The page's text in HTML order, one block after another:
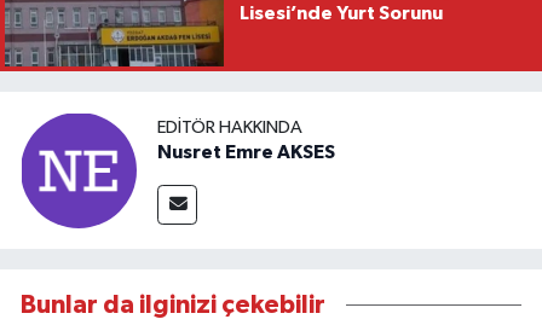
Lisesi’nde Yurt Sorunu
EDITÖR HAKKINDA
Nusret Emre AKSES
Bunlar da ilginizi çekebilir